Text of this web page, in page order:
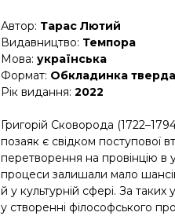
Автор: Тарас Лютий
Видавництво: Темпора
Мова: українська
Формат: Обкладинка
Рік видання: 2022
Григорій Сковорода
позаяк є свідком поступової
перетворення на провінцію в
процеси залишали мало
й у культурній сфері. За таких
у створенні філософського